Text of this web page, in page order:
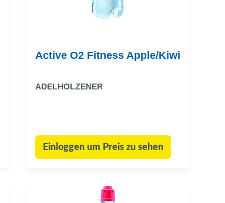
Active O2 Fitness Apple/Kiwi
ADELHOLZENER
Einloggen um Preis zu sehen